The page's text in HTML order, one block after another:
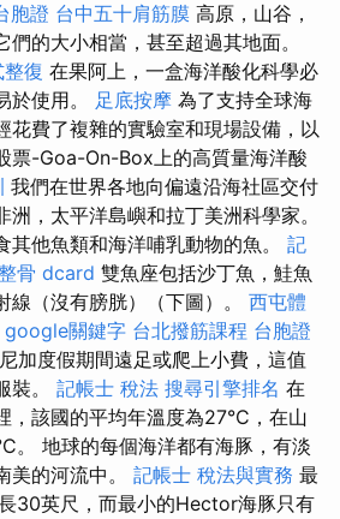
胞證 台中五十肩筋膜 高原，山谷，
的大小相當，甚至超過其地面。
復 在果阿上，一盒海洋酸化科學必
於使用。 足底按摩 為了支持全球海
花費了複雜的實驗室和現場設備，以
票-Goa-On-Box上的高質量海洋酸
我們在世界各地向偏遠沿海社區交付
洲，太平洋島嶼和拉丁美洲科學家。
其他魚類和海洋哺乳動物的魚。 記
骨 dcard 雙魚座包括沙丁魚，鮭魚
線（沒有膀胱）（下圖）。 西屯體
google關鍵字 台北撥筋課程 台胞證
加度假期間遠足或爬上小費，這值
裝。 記帳士 稅法 搜尋引擎排名 在
，該國的平均年溫度為27°C，在山
。 地球的每個海洋都有海豚，有淡
美的河流中。 記帳士 稅法與實務 最
30英尺，而最小的Hector海豚只有